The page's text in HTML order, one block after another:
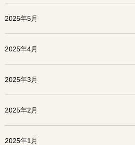
2025年5月
2025年4月
2025年3月
2025年2月
2025年1月